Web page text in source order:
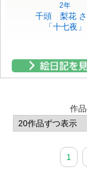
2年
千頭 梨花
「十七夜」
作
1